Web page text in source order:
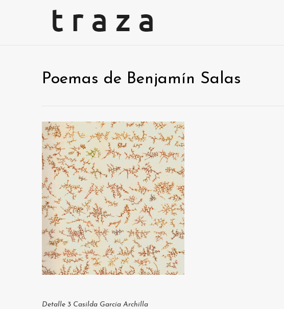
Poemas de Benjamín Salas
Detalle 3 Casilda García Archilla